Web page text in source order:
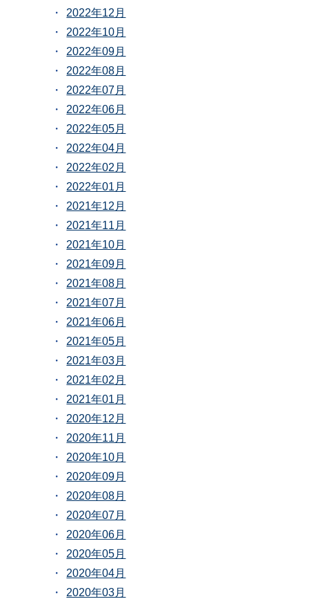
2022年12月
2022年10月
2022年09月
2022年08月
2022年07月
2022年06月
2022年05月
2022年04月
2022年02月
2022年01月
2021年12月
2021年11月
2021年10月
2021年09月
2021年08月
2021年07月
2021年06月
2021年05月
2021年03月
2021年02月
2021年01月
2020年12月
2020年11月
2020年10月
2020年09月
2020年08月
2020年07月
2020年06月
2020年05月
2020年04月
2020年03月